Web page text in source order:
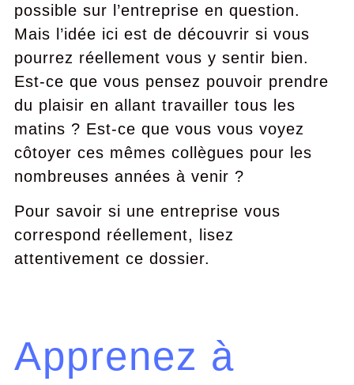
possible sur l’entreprise en question.
Mais l’idée ici est de découvrir si vous
pourrez réellement vous y sentir bien.
Est-ce que vous pensez pouvoir prendre
du plaisir en allant travailler tous les
matins ? Est-ce que vous vous voyez
côtoyer ces mêmes collègues pour les
nombreuses années à venir ?
Pour savoir si une entreprise vous
correspond réellement, lisez
attentivement ce dossier.
Apprenez à